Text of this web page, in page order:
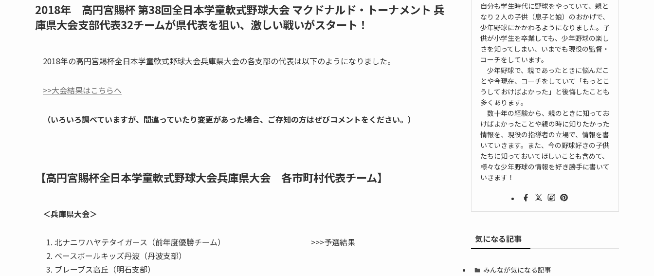
2018年 高円宮賜杯 第38回全日本学童軟式野球大会 マクドナルド・トーナメント 兵
庫県大会支部代表32チームが県代表を狙い、激しい戦いがスタート！
2018年の高円宮賜杯全日本学童軟式野球大会兵庫県大会の各支部の代表は以下のようになりました。
>>大会結果はこちらへ
（いろいろ調べていますが、間違っていたり変更があった場合、ご存知の方はぜびコメントをください。）
【高円宮賜杯全日本学童軟式野球大会兵庫県大会 各市町村代表チーム】
＜兵庫県大会＞
北ナニワハヤテタイガース（前年度優勝チーム） >>>予選結果
ベースボールキッズ丹波（丹波支部）
ブレーブス高丘（明石支部）
自分も学生時代に野球をやっていて、親と
なり２人の子供（息子と娘）のおかげで、
少年野球にかかわるようになりました。子
供が小学生を卒業しても、少年野球の楽し
さを知ってしまい、いまでも現役の監督・
コーチをしています。
少年野球で、親であったときに悩んだこ
とや今現在、コーチをしていて「もっとこ
うしておけばよかった」と後悔したことも
多くあります。
数十年の経験から、親のときに知ってお
けばよかったことや親の時に知りたかった
情報を、現役の指導者の立場で、情報を書
いていきます。また、今の野球好きの子供
たちに知っておいてほしいことも含めて、
様々な少年野球の情報を好き勝手に書いて
いきます！
気になる記事
みんなが気になる記事